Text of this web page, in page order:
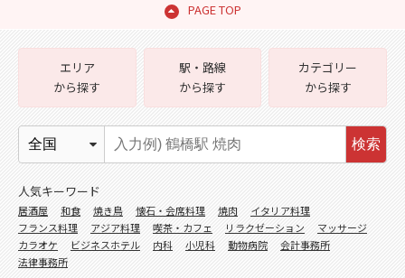
PAGE TOP
エリア
から探す
駅・路線
から探す
カテゴリー
から探す
検索
人気キーワード
居酒屋 和食 焼き鳥 懐石・会席料理 焼肉
イタリア料理
フランス料理
アジア料理 喫茶・カフェ リラクゼーション
マッサージ
カラオケ
ビジネスホテル 内科 小児科 動物病院
会計事務所
法律事務所